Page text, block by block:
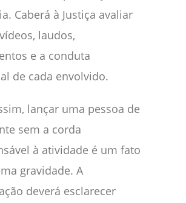
Caberá à Justiça avaliar
laudos,
e a conduta
de cada envolvido.
lançar uma pessoa de
sem a corda
à atividade é um fato
gravidade. A
deverá esclarecer